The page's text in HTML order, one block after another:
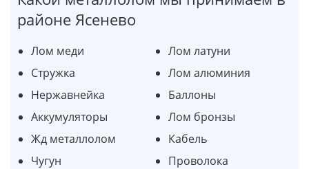
районе Ясенево
Лом меди
Лом латуни
Стружка
Лом алюминия
Нержавнейка
Баллоны
Аккумуляторы
Лом бронзы
Жд металлолом
Кабель
Чугун
Проволока